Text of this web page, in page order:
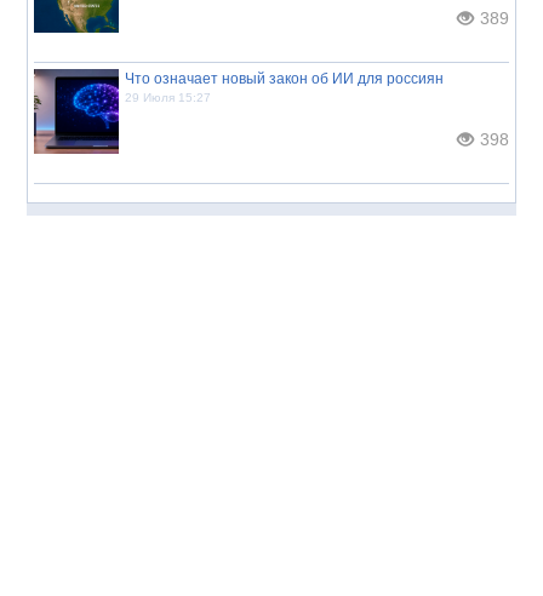
389
Что означает новый закон об ИИ для россиян
29 Июля 15:27
398